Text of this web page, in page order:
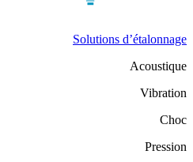
Solutions d’étalonnage
Acoustique
Vibration
Choc
Pression